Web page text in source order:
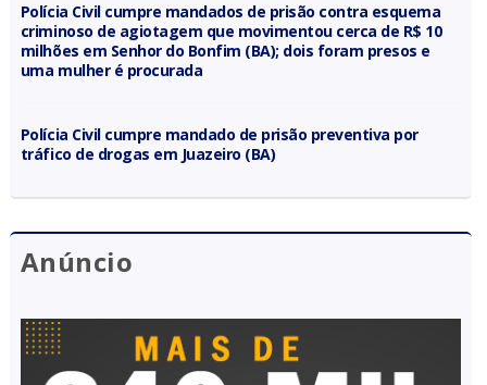
Polícia Civil cumpre mandados de prisão contra esquema
criminoso de agiotagem que movimentou cerca de R$ 10
milhões em Senhor do Bonfim (BA); dois foram presos e
uma mulher é procurada
Polícia Civil cumpre mandado de prisão preventiva por
tráfico de drogas em Juazeiro (BA)
Anúncio